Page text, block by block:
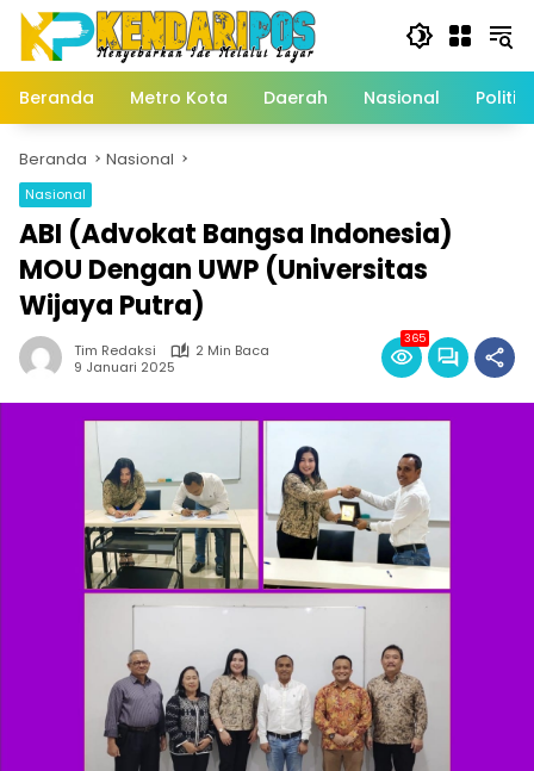
Langsung
konten
Beranda
Metro Kota Daerah Nasional Politik
Beranda Nasional
Nasional
ABI (Advokat Bangsa Indonesia)
MOU Dengan UWP (Universitas
Wijaya Putra)
Tim Redaksi
2 Min Baca
9 Januari 2025
365